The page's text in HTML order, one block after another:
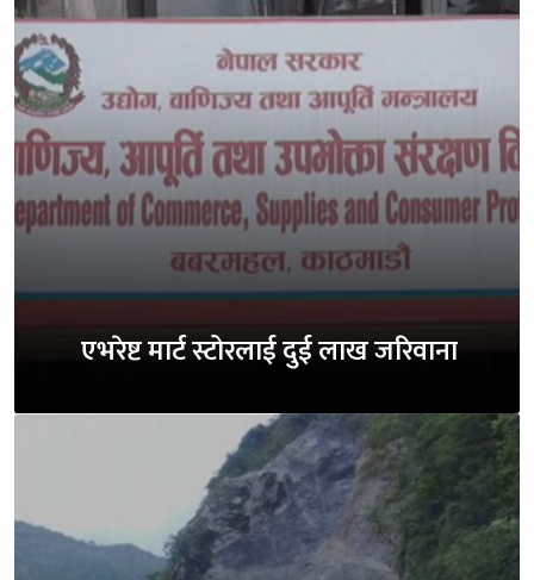
एभरेष्ट मार्ट स्टोरलाई दुई लाख जरिवाना